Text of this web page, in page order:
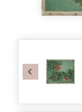
Previous